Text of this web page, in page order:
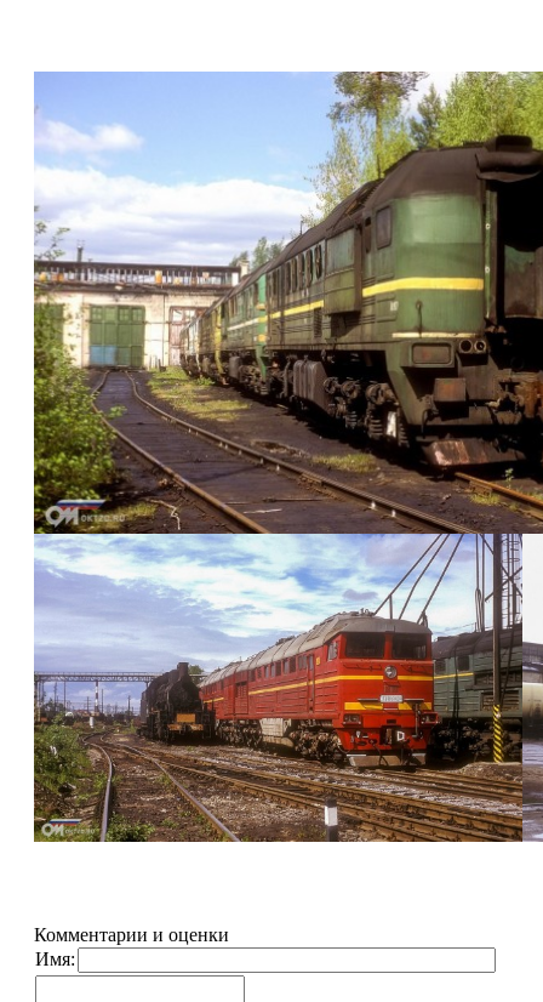
Комментарии и оценки
Имя: